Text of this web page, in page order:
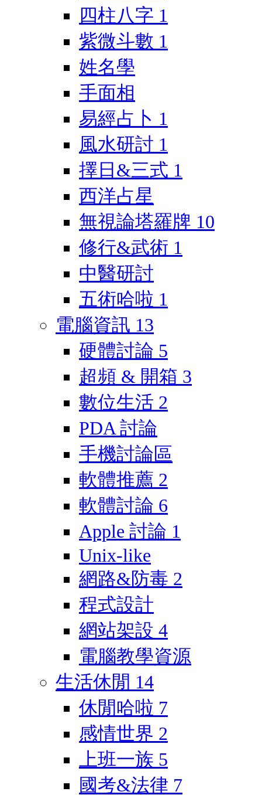
四柱八字 1
紫微斗數 1
姓名學
手面相
易經占卜 1
風水研討 1
擇日&三式 1
西洋占星
無視論塔羅牌 10
修行&武術 1
中醫研討
五術哈啦 1
電腦資訊 13
硬體討論 5
超頻 & 開箱 3
數位生活 2
PDA 討論
手機討論區
軟體推薦 2
軟體討論 6
Apple 討論 1
Unix-like
網路&防毒 2
程式設計
網站架設 4
電腦教學資源
生活休閒 14
休閒哈啦 7
感情世界 2
上班一族 5
國考&法律 7